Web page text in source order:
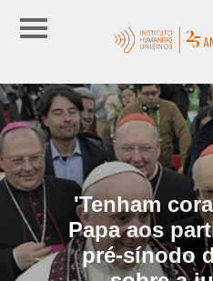
'Tenham
Papa aos
pré-sínodo